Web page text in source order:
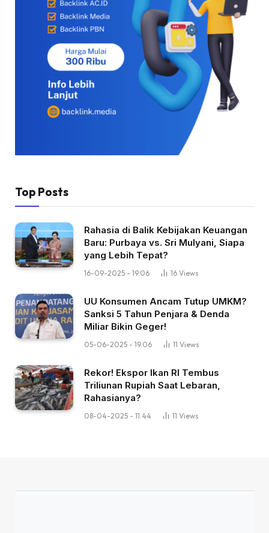
Top Posts
Rahasia di Balik Kebijakan Keuangan
Baru: Purbaya vs. Sri Mulyani, Siapa
yang Lebih Tepat?
16-09-2025 - 19.06 16 Views
UU Konsumen Ancam Tutup UMKM?
Sanksi 5 Tahun Penjara & Denda
Miliar Bikin Geger!
05-06-2025 - 19.06 11 Views
Rekor! Ekspor Ikan RI Tembus
Triliunan Rupiah Saat Lebaran,
Rahasianya?
08-04-2025 - 11.44 11 Views